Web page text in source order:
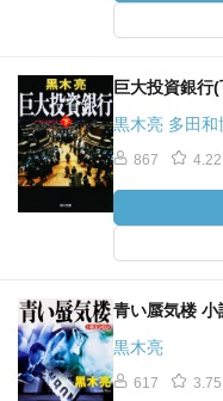
巨大投資銀行
黒木亮 多田和
867 4.22
青い蜃気楼
黒木亮
617 3.75